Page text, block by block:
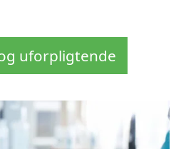
uforpligtende